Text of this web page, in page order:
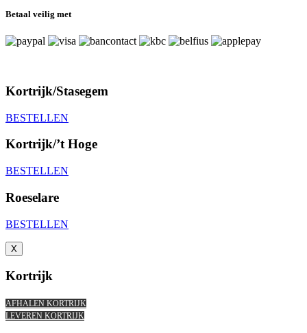
Betaal veilig met
Kortrijk/Stasegem
BESTELLEN
Kortrijk/’t Hoge
BESTELLEN
Roeselare
BESTELLEN
X
Kortrijk
AFHALEN KORTRIJK
LEVEREN KORTRIJK